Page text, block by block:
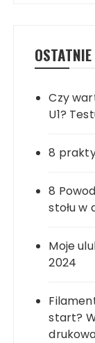
Czy
U1?
8
8
stołu w
Moje
2024
start?